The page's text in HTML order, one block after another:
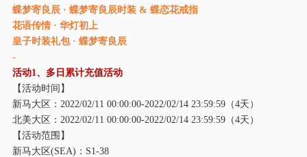
蝶梦寄良辰 · 蝶梦寄良辰时装 & 蝶恋花戒指
花语传情 · 华灯初上
皇子时装礼包 · 蝶梦寄良辰
-
活动1、多日累计充值活动
【活动时间】
新马大区： 2022/02/11 00:00:00-2022/02/14 23:59:59（4天）
北美大区： 2022/02/11 00:00:00-2022/02/14 23:59:59（4天）
【活动范围】
新马大区(SEA)：S1-38